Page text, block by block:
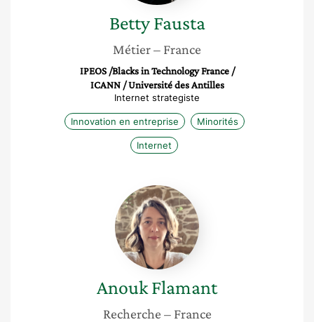
Betty Fausta
Métier– France
IPEOS /Blacks in Technology France /
ICANN / Université des Antilles
Internet strategiste
Innovation en entreprise Minorités
Internet
Anouk
Flamant
AnoukFlamant
Recherche – France